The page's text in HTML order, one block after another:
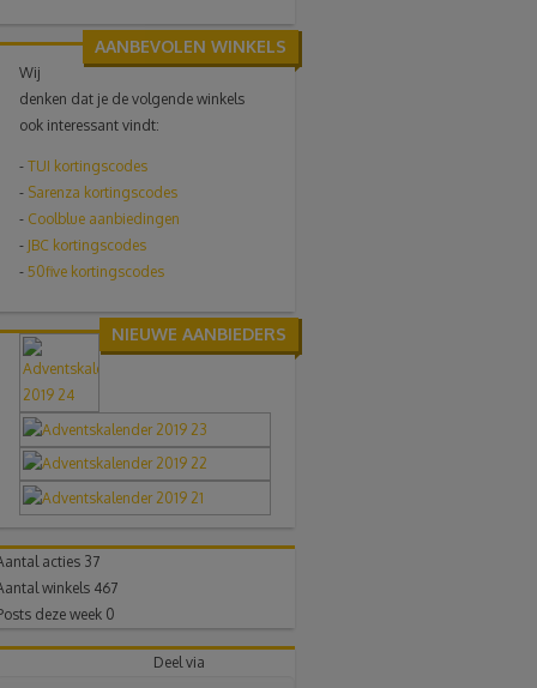
AANBEVOLEN WINKELS
Wij
denken dat je de volgende winkels
ook interessant vindt:
- TUI kortingscodes
- Sarenza kortingscodes
- Coolblue aanbiedingen
- JBC kortingscodes
- 50five kortingscodes
NIEUWE AANBIEDERS
acties 37
winkels 467
deze week 0
Deel via